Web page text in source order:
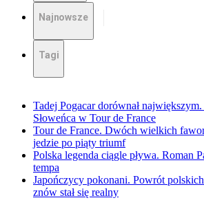
Najnowsze
Tagi
Tadej Pogacar dorównał
Słoweńca w Tour de France
Tour de France. Dwóch wielkich
jedzie po piąty triumf
Polska legenda ciągle pływa. Roman
tempa
Japończycy pokonani. Powrót
znów stał się realny